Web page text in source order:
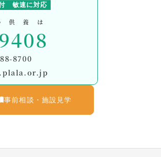
敏速に対応
供養は
8700
事前相談・施設見学